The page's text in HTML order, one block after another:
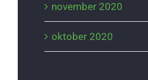
november 2020
oktober 2020